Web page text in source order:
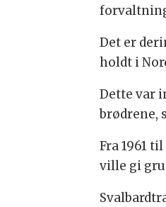
Det er
holdt i
Dette var
brødrene,
Fra 1961
ville gi